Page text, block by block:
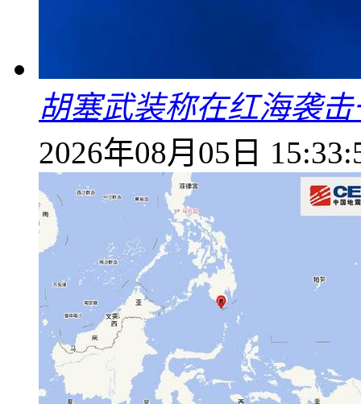
胡塞武装称在红海袭
2026年08月05日